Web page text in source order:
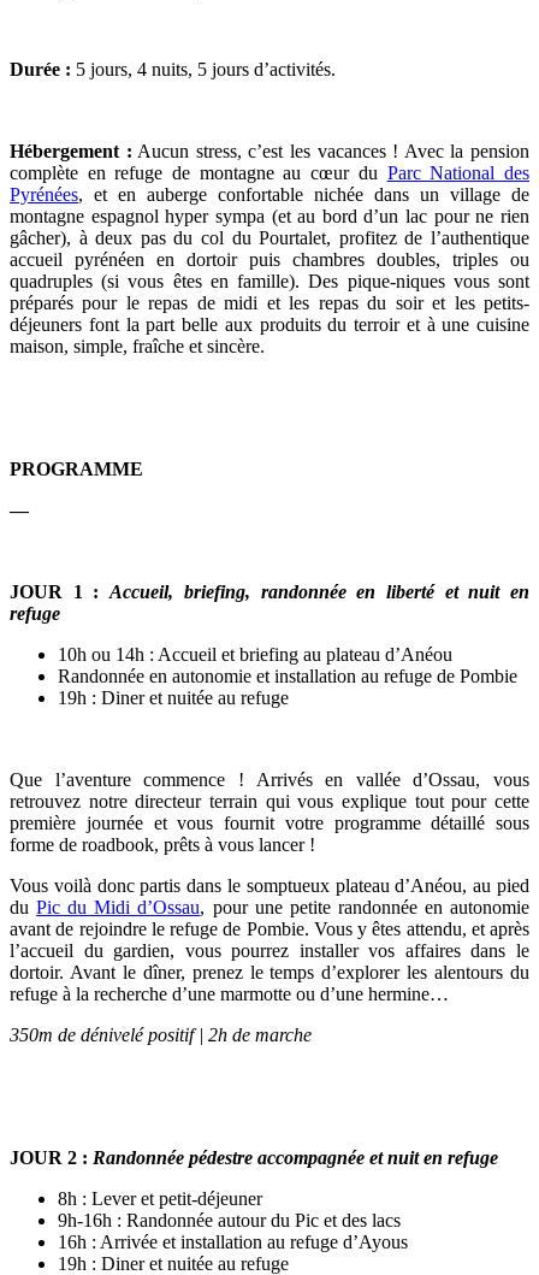
Durée : 5 jours, 4 nuits, 5 jours d’activités.
Hébergement : Aucun stress, c’est les vacances ! Avec la pension
complète en refuge de montagne au cœur du Parc National des
Pyrénées, et en auberge confortable nichée dans un village de
montagne espagnol hyper sympa (et au bord d’un lac pour ne rien
gâcher), à deux pas du col du Pourtalet, profitez de l’authentique
accueil pyrénéen en dortoir puis chambres doubles, triples ou
quadruples (si vous êtes en famille). Des pique-niques vous sont
préparés pour le repas de midi et les repas du soir et les petits-
déjeuners font la part belle aux produits du terroir et à une cuisine
maison, simple, fraîche et sincère.
PROGRAMME
—
JOUR 1 :Accueil, briefing, randonnée en liberté et nuit en
refuge
10h ou 14h : Accueil et briefing au plateau d’Anéou
Randonnée en autonomie et installation au refuge de Pombie
19h : Diner et nuitée au refuge
Que l’aventure commence ! Arrivés en vallée d’Ossau, vous
retrouvez notre directeur terrain qui vous explique tout pour cette
première journée et vous fournit votre programme détaillé sous
forme de roadbook, prêts à vous lancer !
Vous voilà donc partis dans le somptueux plateau d’Anéou, au pied
duPic du Midi d’Ossau, pour une petite randonnée en autonomie
avant de rejoindre le refuge de Pombie. Vous y êtes attendu, et après
l’accueil du gardien, vous pourrez installer vos affaires dans le
dortoir. Avant le dîner, prenez le temps d’explorer les alentours du
refuge à la recherche d’une marmotte ou d’une hermine…
350m de dénivelé positif | 2h de marche
JOUR 2 : Randonnée pédestre accompagnée et nuit en refuge
8h : Lever et petit-déjeuner
9h-16h : Randonnée autour du Pic et des lacs
16h : Arrivée et installation au refuge d’Ayous
19h : Diner et nuitée au refuge